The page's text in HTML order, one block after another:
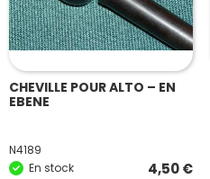
CHEVILLE POUR ALTO – EN
EBENE
N4189
En stock
4,50€